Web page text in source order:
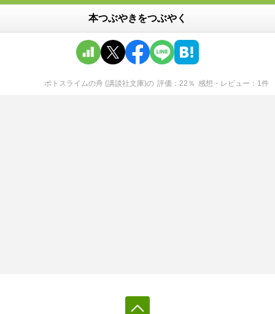
本つぶやきをつぶやく
ポトスライムの舟 (講談社文庫)の 評価 22 ％ 感想・レビュー 1件